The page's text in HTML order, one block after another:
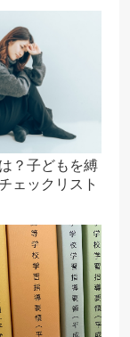
？子どもを縛
ェックリスト